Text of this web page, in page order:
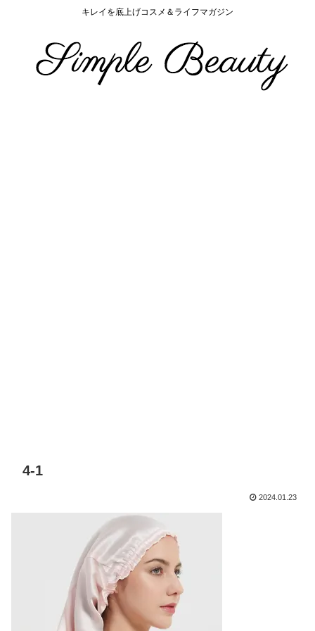
キレイを底上げコスメ＆ライフマガジン
4-1
2024.01.23